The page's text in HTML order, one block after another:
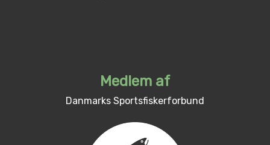
Medlem af
Danmarks Sportsfiskerforbund